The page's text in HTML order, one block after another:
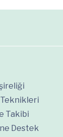
Teknikleri
Takibi
Destek